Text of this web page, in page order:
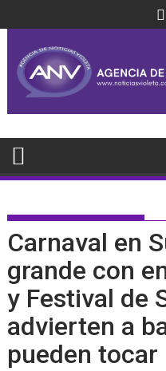
al
contenido
Carnaval en
grande con
y Festival de
advierten a
pueden